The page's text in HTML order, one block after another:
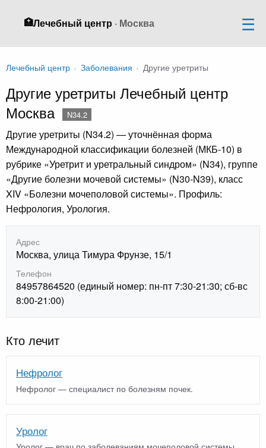
🏥Лечебный центр · Москва
Лечебный центр › Заболевания › Другие уретриты
Другие уретриты Лечебный центр
Москва
N34.2
Другие уретриты (N34.2) — уточнённая форма
Международной классификации болезней (МКБ-10) в
рубрике «Уретрит и уретральный синдром» (N34), группе
«Другие болезни мочевой системы» (N30-N39), класс
XIV «Болезни мочеполовой системы». Профиль:
Нефрология, Урология.
Адрес
Москва, улица Тимура Фрунзе, 15/1
Телефон
84957864520 (единый номер: пн-пт 7:30-21:30; сб-вс
8:00-21:00)
Кто лечит
Нефролог
Нефролог — специалист по болезням почек.
Уролог